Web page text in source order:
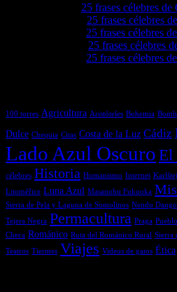
25 frases célebres
25 frases célebres
25 frases célebres
25 frases célebres
25 frases célebres
100 torres Agricultura Aristóteles Bohemia
Dulce Chequia Citas Costa de la Luz Cádiz
Lado Azul Oscuro El
célebres Historia Humanismo Internet
Litoměřice Luna Azul Masanobu Fukuoka
Sierra de Pela y Laguna de Somolinos Nendo Dango
Tejera Negra Permacultura Praga
Checa Románico Ruta del Románico Rural Sierra
Teatros Tiermes Viajes Videos de gatos Ética